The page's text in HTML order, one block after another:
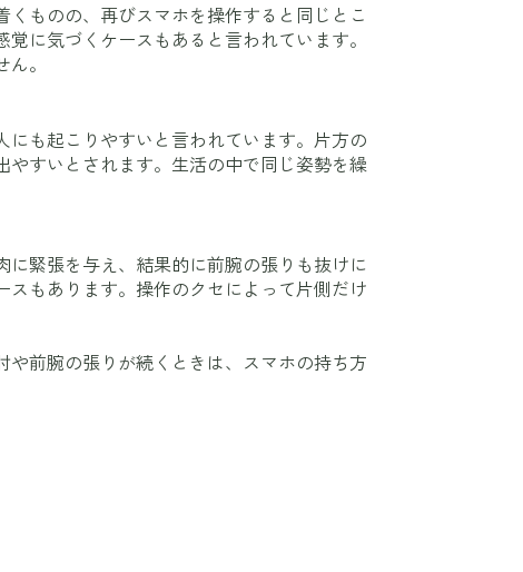
ものの、再びスマホを操作すると同じとこ
に気づくケースもあると言われています。
。
も起こりやすいと言われています。片方の
すいとされます。生活の中で同じ姿勢を繰
緊張を与え、結果的に前腕の張りも抜けに
もあります。操作のクセによって片側だけ
前腕の張りが続くときは、スマホの持ち方